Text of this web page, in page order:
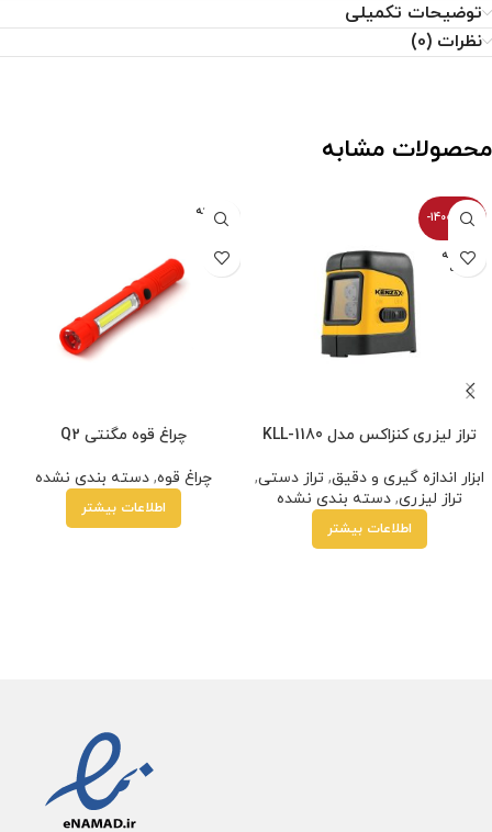
توضیحات تکمیلی
نظرات (0)
محصولات مشابه
-14000100%
فروخته
شده
تراز لیزری کنزاکس مدل KLL-1180
ابزار اندازه گیری و دقیق,تراز دستی,
تراز لیزری,دسته بندی نشده
اطلاعات بیشتر
فروخته
شده
چراغ قوه مگنتی Q2
چراغ قوه,دسته بندی نشده
اطلاعات بیشتر